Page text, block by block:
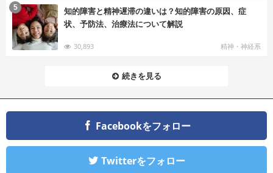
知的障害と精神遅滞の違いは？知的障害の原因、症
状、予防法、治療法について解説
30,893 精神・神経系
5
続きを見る
Facebookをフォロー
Twitterをフォロー